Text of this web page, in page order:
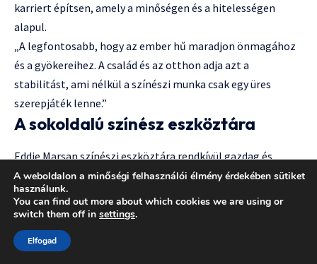
karriert építsen, amely a minőségen és a hitelességen
alapul.
„A legfontosabb, hogy az ember hű maradjon önmagához
és a gyökereihez. A család és az otthon adja azt a
stabilitást, ami nélkül a színészi munka csak egy üres
szerepjáték lenne.”
A sokoldalú színész eszköztára
Eddie Marsan színészi eszköztára rendkívül gazdag és
sokoldalú, ami lehetővé teszi számára, hogy a
legkülönfélébb karaktereket is hitelesen és meggyőzően
formálja meg. Nem támaszkodik külsőségekre vagy
manírokra; ehelyett a karakter belső világába merül el, és
onnan építkezik kifelé. Ez a mélyreható megközelítés teszi
A weboldalon a minőségi felhasználói élmény érdekében sütiket
használunk.
You can find out more about which cookies we are using or
switch them off in settings.
Elfogad